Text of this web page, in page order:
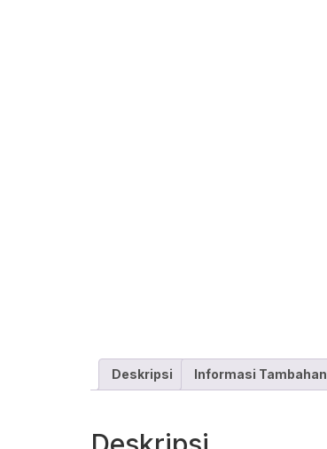
Deskripsi Informasi Tambahan